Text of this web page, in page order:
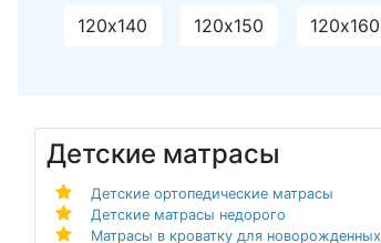
120х140 120х150 120х160
Детские матрасы
Детские ортопедические матрасы
Детские матрасы недорого
Матрасы в кроватку для новорожденных